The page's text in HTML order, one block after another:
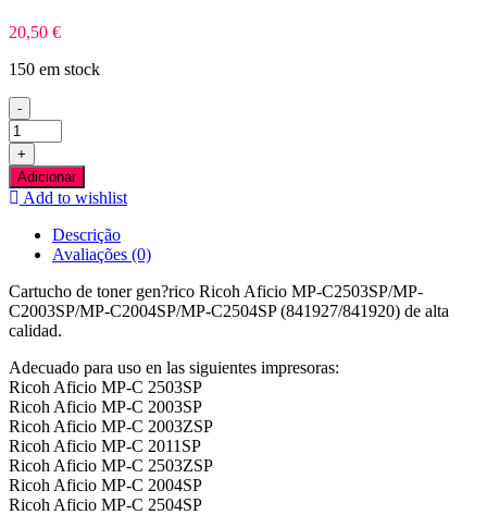
20,50 €
150 em stock
-
Quantidade
de
Ricoh
Aficio
MP-
C2503SP/MP-
C2003SP/MP-
C2004SP/MP-
C2504SP
Magenta
Toner
+
Adicionar
Add to wishlist
Descrição
Avaliações (0)
Cartucho de toner gen?rico Ricoh Aficio MP-C2503SP/MP-
C2003SP/MP-C2004SP/MP-C2504SP (841927/841920) de alta
calidad.
Adecuado para uso en las siguientes impresoras:
Ricoh Aficio MP-C 2503SP
Ricoh Aficio MP-C 2003SP
Ricoh Aficio MP-C 2003ZSP
Ricoh Aficio MP-C 2011SP
Ricoh Aficio MP-C 2503ZSP
Ricoh Aficio MP-C 2004SP
Ricoh Aficio MP-C 2504SP